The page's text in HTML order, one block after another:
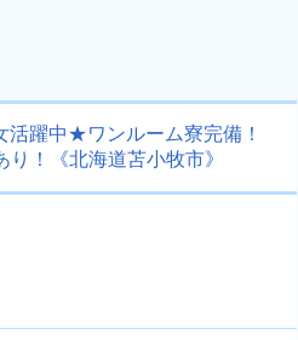
活躍中★ワンルーム寮完備！
！《北海道苫小牧市》